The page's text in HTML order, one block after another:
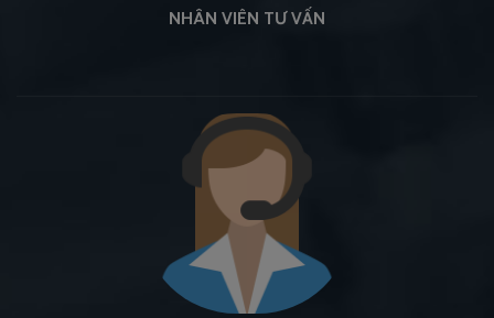
NHÂN VIÊN TƯ VẤN